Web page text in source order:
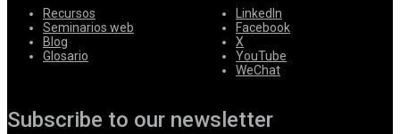
Recursos
Seminarios web
Blog
Glosario
LinkedIn
Facebook
X
YouTube
WeChat
Subscribe to our newsletter